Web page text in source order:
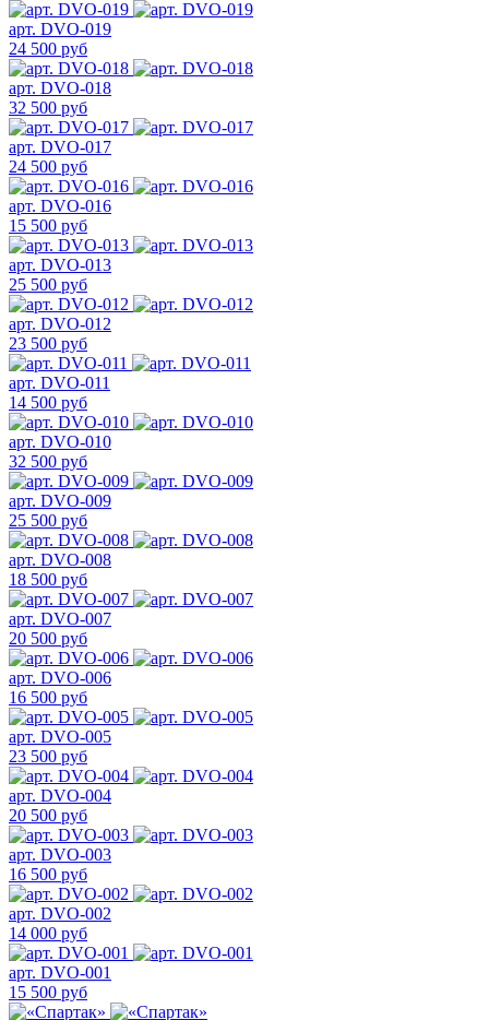
арт. DVO-019
24 500 руб
арт. DVO-018
32 500 руб
арт. DVO-017
24 500 руб
арт. DVO-016
15 500 руб
арт. DVO-013
25 500 руб
арт. DVO-012
23 500 руб
арт. DVO-011
14 500 руб
арт. DVO-010
32 500 руб
арт. DVO-009
25 500 руб
арт. DVO-008
18 500 руб
арт. DVO-007
20 500 руб
арт. DVO-006
16 500 руб
арт. DVO-005
23 500 руб
арт. DVO-004
20 500 руб
арт. DVO-003
16 500 руб
арт. DVO-002
14 000 руб
арт. DVO-001
15 500 руб